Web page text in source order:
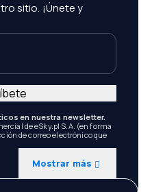
sitio. ¡Únete y
en nuestra newsletter.
de eSky.pl S.A. (en forma
de correo electrónico que
Mostrar más